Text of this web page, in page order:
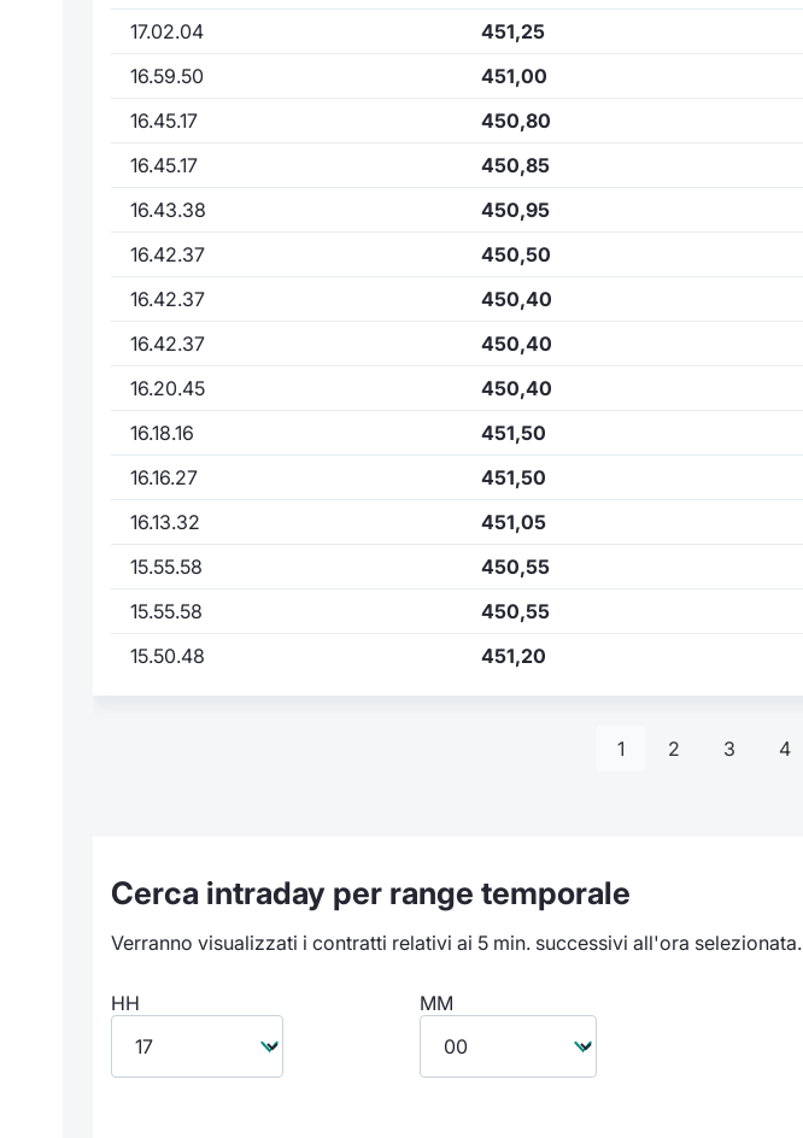
17.02.04
451,25
16.59.50
451,00
16.45.17
450,80
16.45.17
450,85
16.43.38
450,95
16.42.37
450,50
16.42.37
450,40
16.42.37
450,40
16.20.45
450,40
16.18.16
451,50
16.16.27
451,50
16.13.32
451,05
15.55.58
450,55
15.55.58
450,55
15.50.48
451,20
1 2 3 4
Cerca intraday per range temporale
Verranno visualizzati i contratti relativi ai 5 min. successivi all'ora selezionata.
HH MM